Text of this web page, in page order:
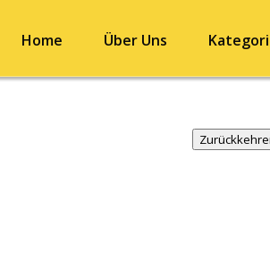
Home Über Uns